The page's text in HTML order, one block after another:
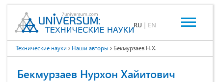
RU | EN
Технические науки Наши авторы Бекмурзаев Н.Х.
Бекмурзаев Нурхон Хайитович